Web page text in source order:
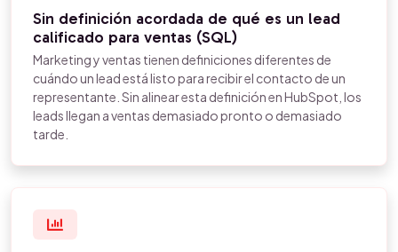
Sin definición acordada de qué es un lead
calificado para ventas (SQL)
Marketing y ventas tienen definiciones diferentes de
cuándo un lead está listo para recibir el contacto de un
representante. Sin alinear esta definición en HubSpot, los
leads llegan a ventas demasiado pronto o demasiado
tarde.